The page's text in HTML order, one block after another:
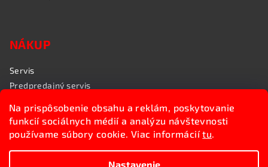
Na prispôsobenie obsahu a reklám, poskytovanie
funkcií sociálnych médií a analýzu návštevnosti
používame súbory cookie. Viac informáciítu.
Nastavenie
NÁKUP
Servis
Predpredajný servis
Rozvoz bicyklov
Poradenstvo